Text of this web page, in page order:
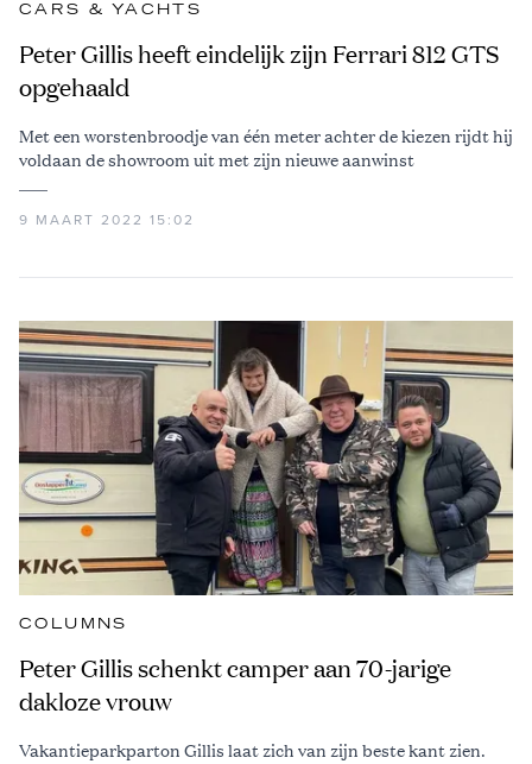
CARS & YACHTS
Peter Gillis heeft eindelijk zijn Ferrari 812 GTS
opgehaald
Met een worstenbroodje van één meter achter de kiezen rijdt hij
voldaan de showroom uit met zijn nieuwe aanwinst
9 MAART 2022 15:02
COLUMNS
Peter Gillis schenkt camper aan 70-jarige
dakloze vrouw
Vakantieparkparton Gillis laat zich van zijn beste kant zien.